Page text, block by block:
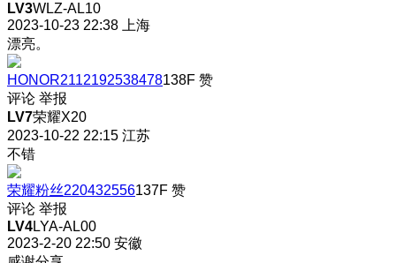
LV3WLZ-AL10
2023-10-23 22:38
上海
漂亮。
HONOR2112192538478138F 赞
评论 举报
LV7荣耀X20
2023-10-22 22:15 江苏
不错
荣耀粉丝220432556137F 赞
评论 举报
LV4LYA-AL00
2023-2-20 22:50 安徽